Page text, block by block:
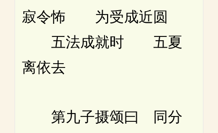
寂令怖 为受成近圆
五法成就时 五夏
离依去
第九子摄颂曰 同分